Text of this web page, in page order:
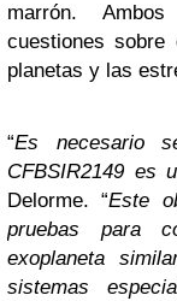
marrón.
cuestiones
planetas y las
“Es necesario
CFBSIR2149 es
Delorme. “Este
pruebas para
exoplaneta
sistemas